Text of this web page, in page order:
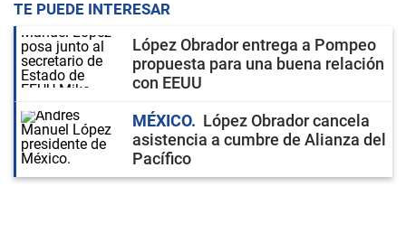
TE PUEDE INTERESAR
López Obrador entrega a Pompeo
propuesta para una buena relación
con EEUU
MÉXICO
López Obrador cancela
asistencia a cumbre de Alianza del
Pacífico